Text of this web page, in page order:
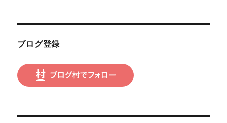
ブログ登録